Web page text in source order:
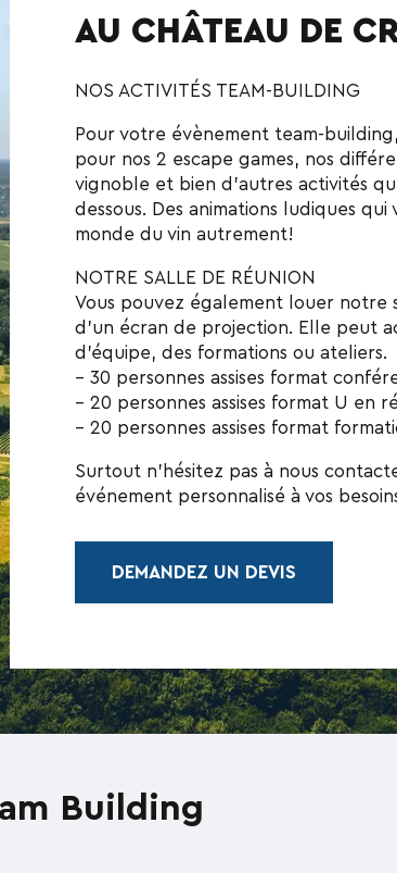
AU CHÂTEAU DE
NOS ACTIVITÉS TEAM-BUILDING
Pour votre évènement team-
pour nos 2 escape games, nos
vignoble et bien d’autres activités
dessous. Des animations ludiques
monde du vin autrement!
NOTRE SALLE DE RÉUNION
Vous pouvez également louer notre
d’un écran de projection. Elle peut
d’équipe, des formations ou ateliers.
– 30 personnes assises format
– 20 personnes assises format U en
– 20 personnes assises format
Surtout n’hésitez pas à nous
événement personnalisé à vos
DEMANDEZ UN DEVIS
Building